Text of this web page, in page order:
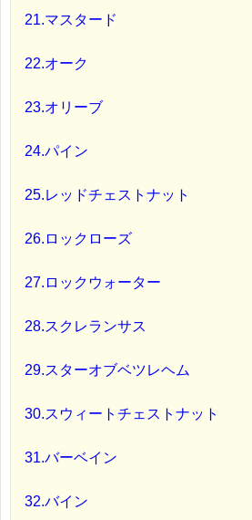
21.マスタード
22.オーク
23.オリーブ
24.パイン
25.レッドチェストナット
26.ロックローズ
27.ロックウォーター
28.スクレランサス
29.スターオブベツレヘム
30.スウィートチェストナット
31.バーベイン
32.バイン